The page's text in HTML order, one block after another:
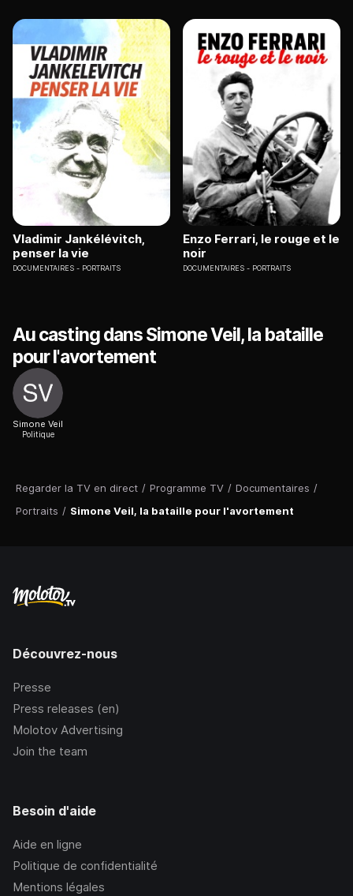
Regarder la TV en direct / Programme TV / Documentaires /
Portraits / Simone Veil, la bataille pour l'avortement
Vladimir Jankélévitch,
penser la vie
DOCUMENTAIRES PORTRAITS
Enzo Ferrari, le rouge et le
noir
DOCUMENTAIRES PORTRAITS
Au casting dans Simone Veil, la bataille
pour l'avortement
Simone Veil
Politique
Découvrez-nous
Presse
Press releases (en)
Molotov Advertising
Join the team
Besoin d'aide
Aide en ligne
Politique de confidentialité
Mentions légales